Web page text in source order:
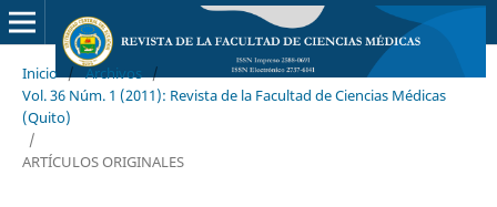
Inicio / Archivos /
Vol. 36 Núm. 1 (2011): Revista de la Facultad de Ciencias Médicas
(Quito)
/
ARTÍCULOS ORIGINALES